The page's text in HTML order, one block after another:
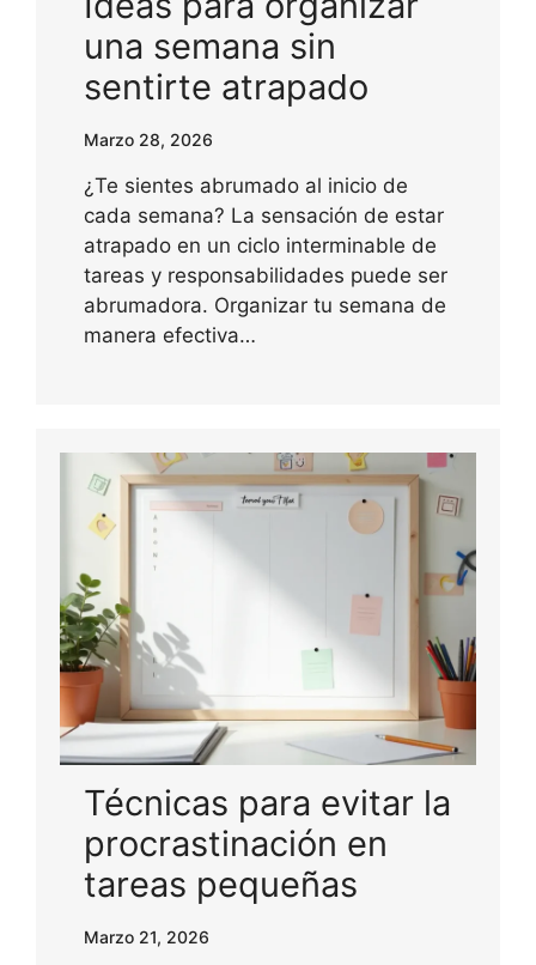
una semana sin
sentirte atrapado
Marzo 28, 2026
¿Te sientes abrumado al inicio de
cada semana? La sensación de estar
atrapado en un ciclo interminable de
tareas y responsabilidades puede ser
abrumadora. Organizar tu semana de
manera efectiva…
Técnicas para evitar la
procrastinación en
tareas pequeñas
Marzo 21, 2026